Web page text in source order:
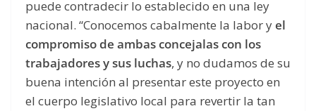
puede contradecir lo establecido en una ley
nacional. “Conocemos cabalmente la labor y el
compromiso de ambas concejalas con los
trabajadores y sus luchas, y no dudamos de su
buena intención al presentar este proyecto en
el cuerpo legislativo local para revertir la tan